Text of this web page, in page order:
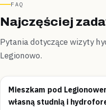
FAQ
Najczęściej
Pytania dotyczące wizyty
Legionowo.
Mieszkam pod
własną studnią i